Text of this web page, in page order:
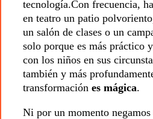
tecnología.Con frecuencia,
en teatro un patio
un salón de clases o un
solo porque es más práctico
con los niños en sus
también y más
transformación es mágica.
Ni por un momento